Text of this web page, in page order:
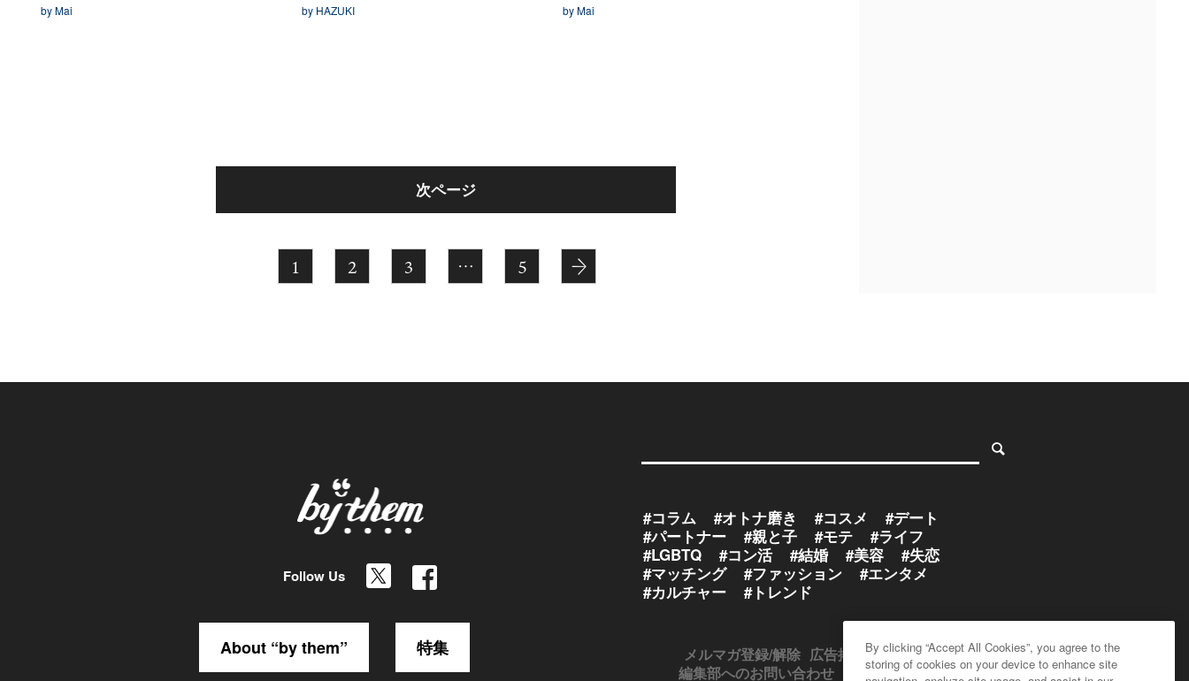
by Mai by HAZUKI by Mai
次ページ
1 2 3 … 5 →
Follow Us
About “by them” 特集
#コラム #オトナ磨き #コスメ
#デート
#パートナー
#親と子 #モテ
#ライフ
#LGBTQ
#コン活 #結婚 #美容
#失恋
#マッチング
#ファッション
#エンタメ
#カルチャー
#トレンド
メルマガ登録/解除 広告掲載のお問い合わせ
編集部へのお問い合わせ
プレスリリース受付
By clicking “Accept All Cookies”, you agree to the
storing of cookies on your device to enhance site